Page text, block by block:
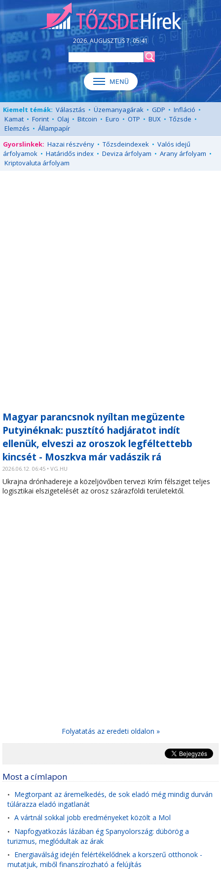
2026. AUGUSZTUS 7. 05:41
Kiemelt témák: Választás • Üzemanyagárak • GDP • Infláció •
Kamat • Forint • Olaj • Bitcoin • Euro • OTP • BUX • Tőzsde •
Elemzés • Állampapír
Gyorslinkek: Hazai részvény • Tőzsdeindexek • Valós idejű
árfolyamok • Határidős index • Deviza árfolyam • Arany árfolyam •
Kriptovaluta árfolyam
Magyar parancsnok nyíltan megüzente
Putyinéknak: pusztító hadjáratot indít
ellenük, elveszi az oroszok legféltettebb
kincsét - Moszkva már vadászik rá
2026.06.12. 06:45 • VG.HU
Ukrajna drónhadereje a közeljövőben tervezi Krím félsziget teljes
logisztikai elszigetelését az orosz szárazföldi területektől.
Folyatatás az eredeti oldalon »
Most a címlapon
• Megtorpant az áremelkedés, de sok eladó még mindig durván
túlárazza eladó ingatlanát
• A vártnál sokkal jobb eredményeket közölt a Mol
• Napfogyatkozás lázában ég Spanyolország: dübörög a
turizmus, meglódultak az árak
• Energiaválság idején felértékelődnek a korszerű otthonok -
mutatjuk, miből finanszírozható a felújítás